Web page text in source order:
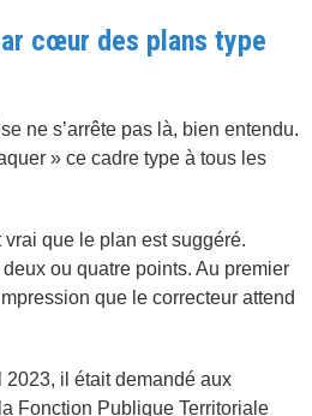
cœur des plans type
ne s’arrête pas là, bien entendu.
» ce cadre type à tous les
vrai que le plan est suggéré.
ou quatre points. Au premier
que le correcteur attend
2023, il était demandé aux
Fonction Publique Territoriale